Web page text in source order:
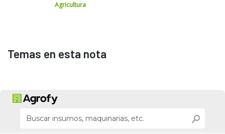
Agricultura
Temas en esta nota